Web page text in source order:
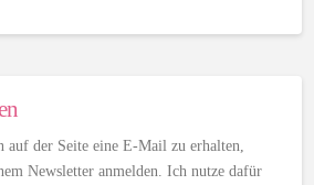
auf der Seite eine E-Mail zu erhalten,
Newsletter anmelden. Ich nutze dafür